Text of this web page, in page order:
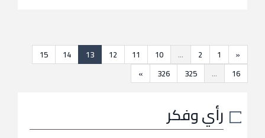
«
1
2
...
10
11
12
13
14
15
16
...
325
326
»
رأي وفكر